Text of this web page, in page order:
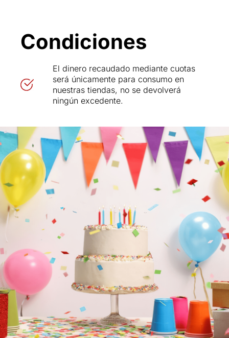
Condiciones
El dinero recaudado mediante cuotas
será únicamente para consumo en
nuestras tiendas, no se devolverá
ningún excedente.